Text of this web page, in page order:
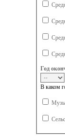
Год
В каком